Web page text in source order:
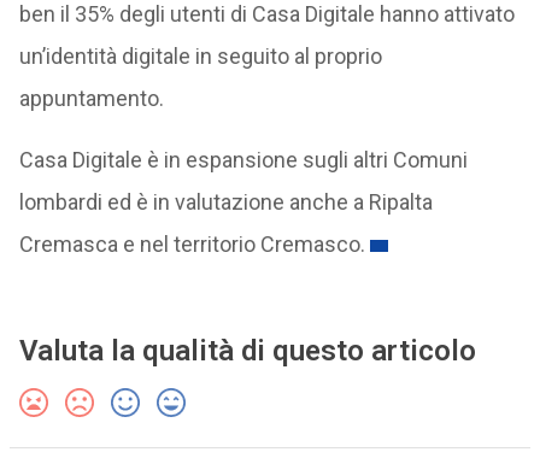
ben il 35% degli utenti di Casa Digitale hanno attivato
un’identità digitale in seguito al proprio
appuntamento.
Casa Digitale è in espansione sugli altri Comuni
lombardi ed è in valutazione anche a Ripalta
Cremasca e nel territorio Cremasco.
Valuta la qualità di questo articolo